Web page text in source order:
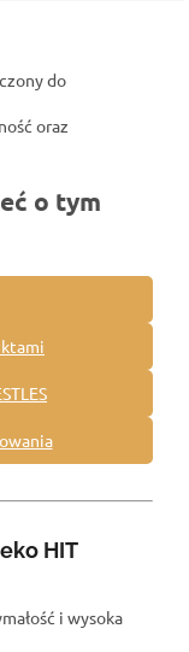
do
oraz
o tym
HIT
i wysoka